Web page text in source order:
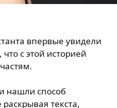
впервые увидели
с этой историей
нашли способ
текста,